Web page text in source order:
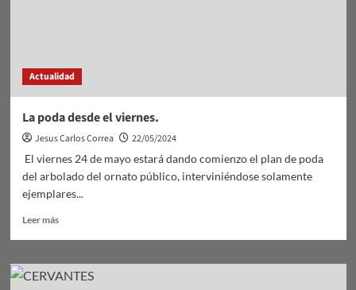
Actualidad
La poda desde el viernes.
Jesus Carlos Correa
22/05/2024
El viernes 24 de mayo estará dando comienzo el plan de poda
del arbolado del ornato público, interviniéndose solamente
ejemplares...
Leer másLeer
La
poda